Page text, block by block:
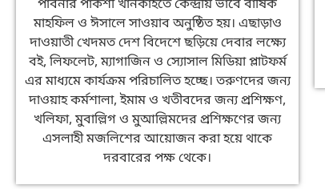
পাবনার পাকশী খানকাহতে কেন্দ্রীয় ভাবে বার্ষিক
মাহফিল ও ঈসালে সাওয়াব অনুষ্ঠিত হয়। এছাড়াও
দাওয়াতী খেদমত দেশ বিদেশে ছড়িয়ে দেবার লক্ষ্যে
বই, লিফলেট, ম্যাগাজিন ও স্যোসাল মিডিয়া প্লাটফর্ম
এর মাধ্যমে কার্যক্রম পরিচালিত হচ্ছে। তরুণদের জন্য
দাওয়াহ কর্মশালা, ইমাম ও খতীবদের জন্য প্রশিক্ষণ,
খলিফা, মুবাল্লিগ ও মুআল্লিমদের প্রশিক্ষণের জন্য
এসলাহী মজলিশের আয়োজন করা হয়ে থাকে
দরবারের পক্ষ থেকে।